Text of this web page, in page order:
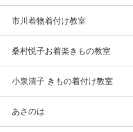
市川着物着付け教室
桑村悦子お着楽きもの教室
小泉清子 きもの着付け教室
あさのは